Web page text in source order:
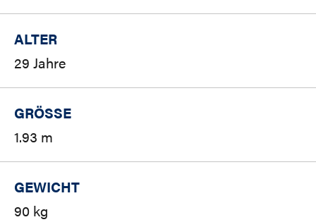
ALTER
29 Jahre
GRÖSSE
1.93 m
GEWICHT
90 kg